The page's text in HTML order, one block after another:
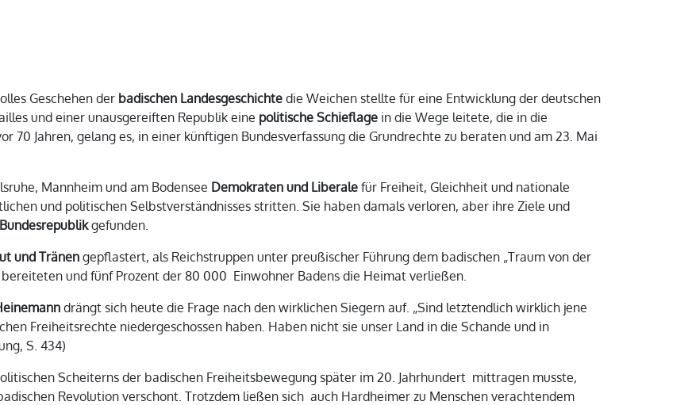
Geschehen der badischen Landesgeschichte die Weichen stellte für eine Entwicklung der deutschen
und einer unausgereiften Republik eine politische Schieflage in die Wege leitete, die in die
70 Jahren, gelang es, in einer künftigen Bundesverfassung die Grundrechte zu beraten und am 23. Mai
Mannheim und am Bodensee Demokraten und Liberale für Freiheit, Gleichheit und nationale
und politischen Selbstverständnisses stritten. Sie haben damals verloren, aber ihre Ziele und
gefunden.
und Tränen gepflastert, als Reichstruppen unter preußischer Führung dem badischen „Traum von der
bereiteten und fünf Prozent der 80 000 Einwohner Badens die Heimat verließen.
drängt sich heute die Frage nach den wirklichen Siegern auf. „Sind letztendlich wirklich jene
Freiheitsrechte niedergeschossen haben. Haben nicht sie unser Land in die Schande und in
S. 434)
Scheiterns der badischen Freiheitsbewegung später im 20. Jahrhundert mittragen musste,
Revolution verschont. Trotzdem ließen sich auch Hardheimer zu Menschen verachtendem